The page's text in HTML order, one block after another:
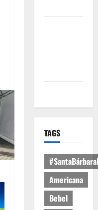
TAGS
Americana
Bebel